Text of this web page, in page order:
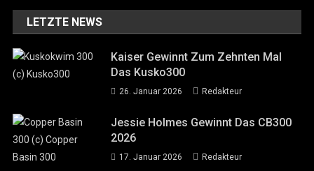
LETZTE NEWS
Kaiser Gewinnt Zum Zehnten Mal
Das Kusko300
26. Januar 2026 Redakteur
Jessie Holmes Gewinnt Das CB300
2026
17. Januar 2026 Redakteur